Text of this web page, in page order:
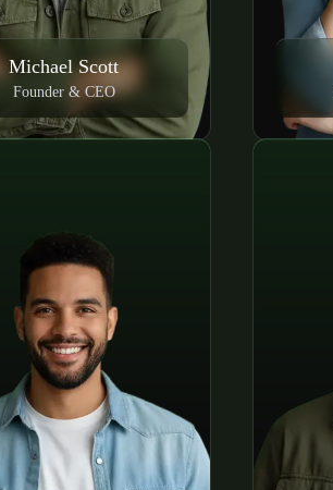
Michael Scott
Founder & CEO